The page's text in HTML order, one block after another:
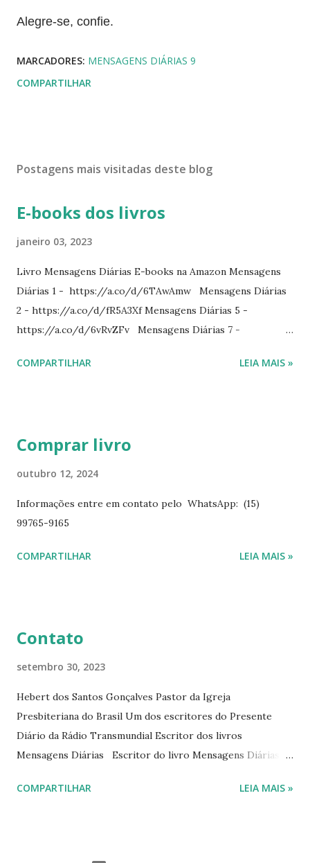
Alegre-se, confie.
MARCADORES: MENSAGENS DIÁRIAS 9
COMPARTILHAR
Postagens mais visitadas deste blog
E-books dos livros
janeiro 03, 2023
Livro Mensagens Diárias E-books na Amazon Mensagens
Diárias 1 - https://a.co/d/6TAwAmw Mensagens Diárias
2 - https://a.co/d/fR5A3Xf Mensagens Diárias 5 -
https://a.co/d/6vRvZFv Mensagens Diárias 7 -
https://a.co/d/h4iP1oj Mensagens Diárias 10 -
Mensagens Diárias 4 -
mensagens diárias traz uma meditação para cada dia do
ano. Passagens bíblicas, ilustrações, histórias
Diário da Rádio Trans mundial a mais de 15 anos. Escreveu o
COMPARTILHAR LEIA MAIS »
Comprar livro
outubro 12, 2024
Informações entre em contato pelo WhatsApp: (15)
99765-9165
COMPARTILHAR LEIA MAIS »
Contato
setembro 30, 2023
Hebert dos Santos Gonçalves Pastor da Igreja
Presbiteriana do Brasil Um dos escritores do Presente
Diário da Rádio Transmundial Escritor dos livros
Mensagens Diárias Escritor do livro Mensagens Diárias da
livromensagensdiarias@gmail.com Whatsapp: (15) 99765-
COMPARTILHAR LEIA MAIS »